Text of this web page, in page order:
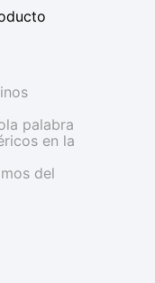
palabra
en la
del